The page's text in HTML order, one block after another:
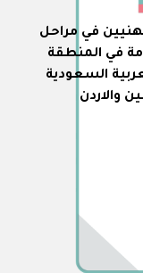
في مراحل
في المنطقة
السعودية
والاردن